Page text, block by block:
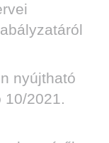
nyújtható
10/2021.